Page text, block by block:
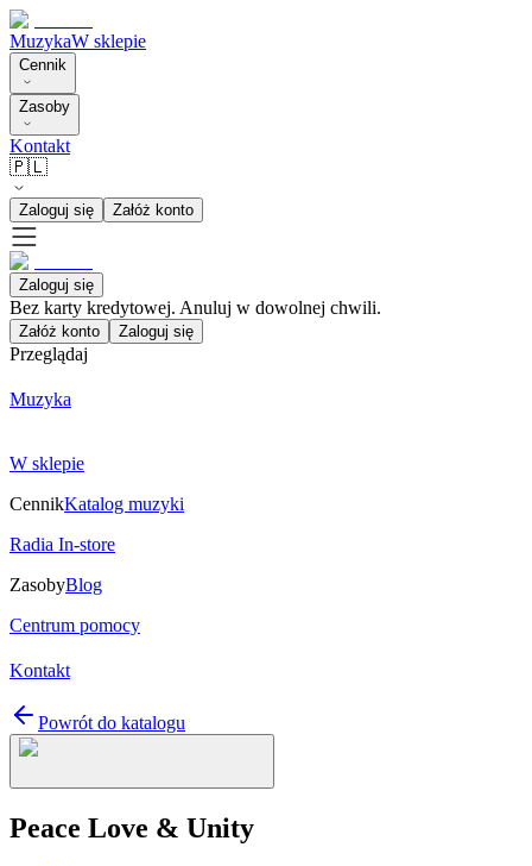
MuzykaW sklepie
Cennik
Zasoby
Kontakt
🇵🇱
Zaloguj się Załóż konto
Zaloguj się
Bez karty kredytowej. Anuluj w dowolnej chwili.
Załóż konto Zaloguj się
Przeglądaj
Muzyka
W sklepie
CennikKatalog muzyki
Radia In-store
ZasobyBlog
Centrum pomocy
Kontakt
Powrót do katalogu
Peace Love & Unity